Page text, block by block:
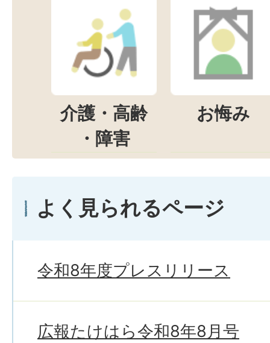
介護・高齢
・障害
お悔み
よく見られるページ
令和8年度プレスリリース
広報たけはら令和8年8月号